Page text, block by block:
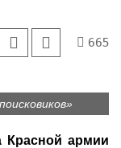
665
Красной армии